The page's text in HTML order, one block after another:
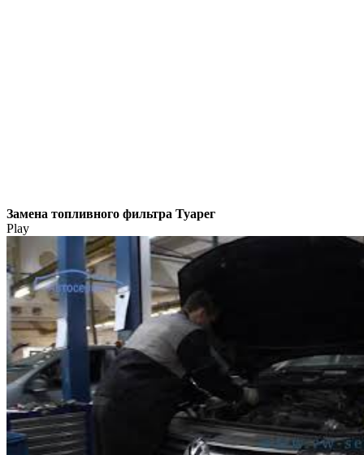
Замена топливного фильтра Туарег
Play